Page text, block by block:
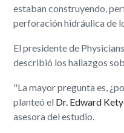
estaban construyendo,
perforación hidráulica de
El presidente de
describió los hallazgos
"La mayor pregunta es,
planteó el Dr. Edward
asesora del estudio.